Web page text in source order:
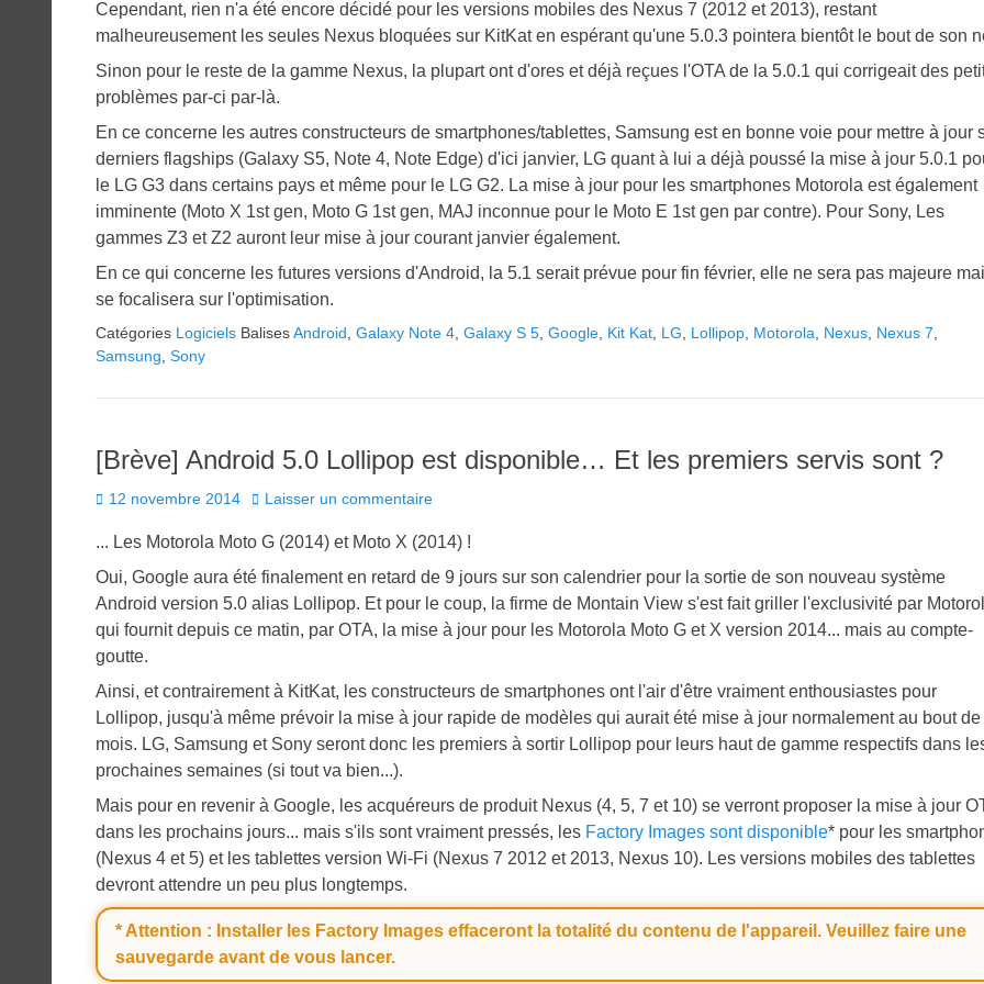
Cependant, rien n'a été encore décidé pour les versions mobiles des Nexus 7 (2012 et 2013), restant
malheureusement les seules Nexus bloquées sur KitKat en espérant qu'une 5.0.3 pointera bientôt le bout de son
Sinon pour le reste de la gamme Nexus, la plupart ont d'ores et déjà reçues l'OTA de la 5.0.1 qui corrigeait des
problèmes par-ci par-là.
En ce concerne les autres constructeurs de smartphones/tablettes, Samsung est en bonne voie pour mettre à jour
derniers flagships (Galaxy S5, Note 4, Note Edge) d'ici janvier, LG quant à lui a déjà poussé la mise à jour 5.0.1
le LG G3 dans certains pays et même pour le LG G2. La mise à jour pour les smartphones Motorola est également
imminente (Moto X 1st gen, Moto G 1st gen, MAJ inconnue pour le Moto E 1st gen par contre). Pour Sony, Les
gammes Z3 et Z2 auront leur mise à jour courant janvier également.
En ce qui concerne les futures versions d'Android, la 5.1 serait prévue pour fin février, elle ne sera pas majeure
se focalisera sur l'optimisation.
Catégories Logiciels BalisesAndroid Galaxy Note 4 Galaxy S 5 Google Kit Kat LG Lollipop Motorola Nexus Nexus 7
Samsung Sony
[Brève] Android 5.0 Lollipop est disponible… Et les premiers servis sont ?
Posted
12 novembre 2014 Laisser un commentaire
... Les Motorola Moto G (2014) et Moto X (2014) !
Oui, Google aura été finalement en retard de 9 jours sur son calendrier pour la sortie de son nouveau système
Android version 5.0 alias Lollipop. Et pour le coup, la firme de Montain View s'est fait griller l'exclusivité par
qui fournit depuis ce matin, par OTA, la mise à jour pour les Motorola Moto G et X version 2014... mais au compte-
goutte.
Ainsi, et contrairement à KitKat, les constructeurs de smartphones ont l'air d'être vraiment enthousiastes pour
Lollipop, jusqu'à même prévoir la mise à jour rapide de modèles qui aurait été mise à jour normalement au bout de
mois. LG, Samsung et Sony seront donc les premiers à sortir Lollipop pour leurs haut de gamme respectifs dans
prochaines semaines (si tout va bien...).
Mais pour en revenir à Google, les acquéreurs de produit Nexus (4, 5, 7 et 10) se verront proposer la mise à jour
dans les prochains jours... mais s'ils sont vraiment pressés, les Factory Images sont disponible* pour les
(Nexus 4 et 5) et les tablettes version Wi-Fi (Nexus 7 2012 et 2013, Nexus 10). Les versions mobiles des tablettes
devront attendre un peu plus longtemps.
* Attention : Installer les Factory Images effaceront la totalité du contenu de l'appareil. Veuillez faire une
sauvegarde avant de vous lancer.